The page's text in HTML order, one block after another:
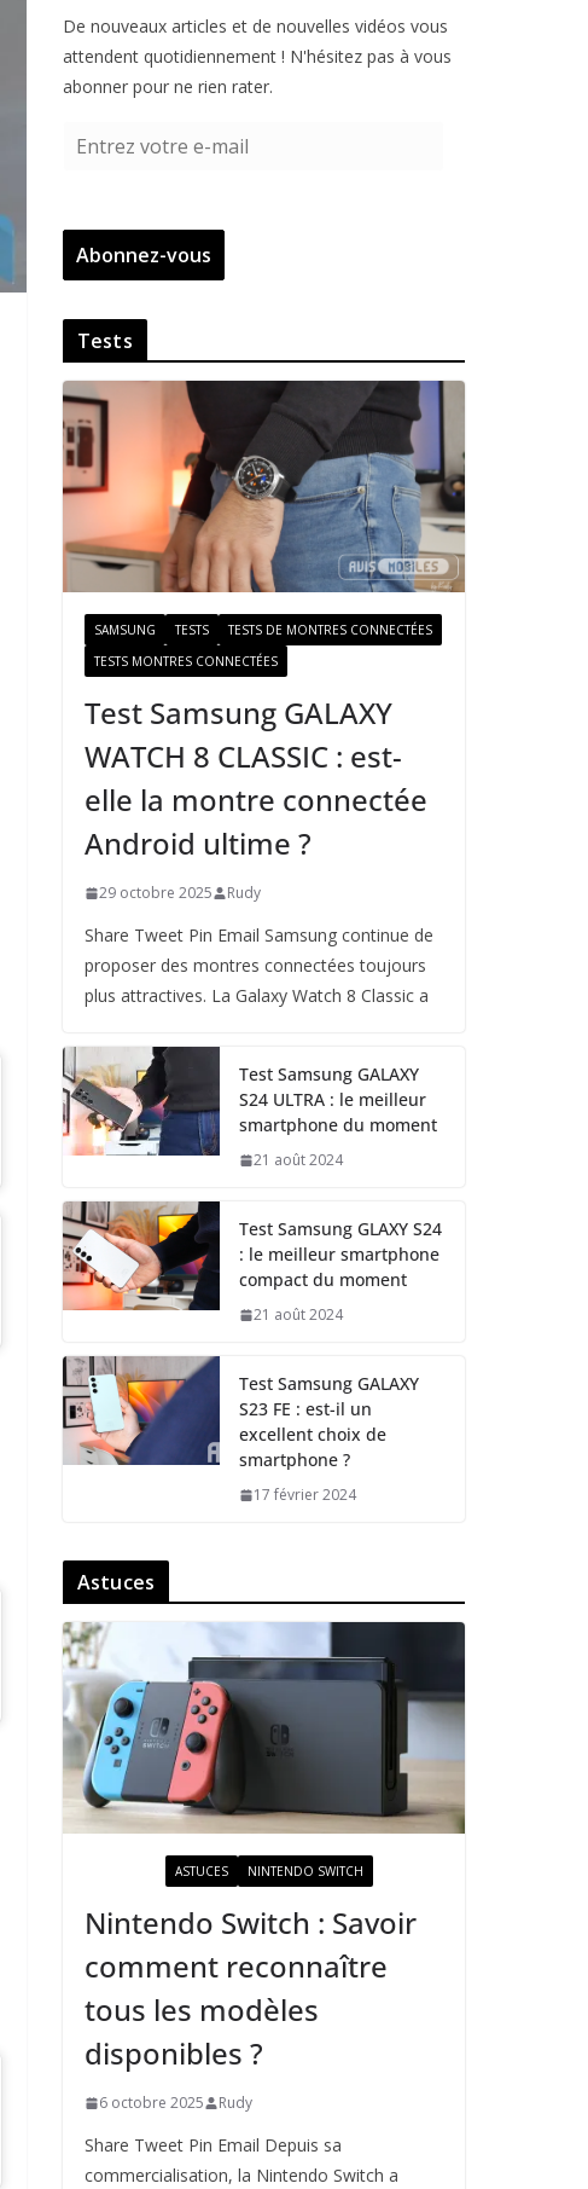
De nouveaux articles et de nouvelles vidéos vous
attendent quotidiennement ! N'hésitez pas à vous
abonner pour ne rien rater.
r
z
v
t
r
e
e
-
a
i
Abonnez-vous
Tests
SAMSUNG TESTS
TESTS DE MONTRES CONNECTÉES
TESTS MONTRES CONNECTÉES
Test Samsung GALAXY
WATCH 8 CLASSIC : est-
elle la montre connectée
Android ultime ?
29 octobre 2025 Rudy
Share Tweet Pin Email Samsung continue de
proposer des montres connectées toujours
plus attractives. La Galaxy Watch 8 Classic a
Test Samsung GALAXY
S24 ULTRA : le meilleur
smartphone du moment
21 août 2024
Test Samsung GLAXY S24
: le meilleur smartphone
compact du moment
21 août 2024
Test Samsung GALAXY
S23 FE : est-il un
excellent choix de
smartphone ?
17 février 2024
Astuces
ASTUCES NINTENDO SWITCH
Nintendo Switch : Savoir
comment reconnaître
tous les modèles
disponibles ?
6 octobre 2025 Rudy
Share Tweet Pin Email Depuis sa
commercialisation, la Nintendo Switch a